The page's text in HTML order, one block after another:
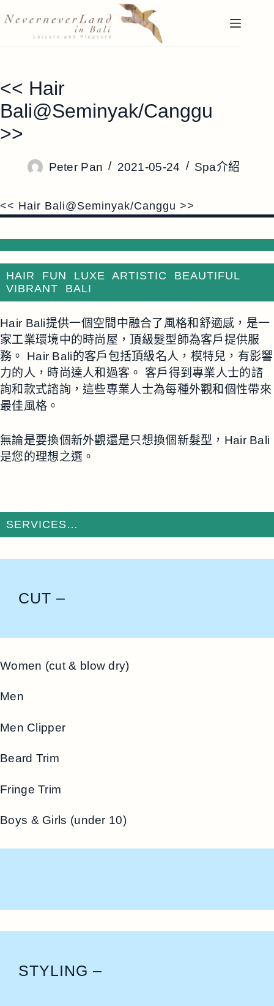
至
容
<< Hair
Bali@Seminyak/Canggu
>>
Peter Pan 2021-05-24 Spa介紹
<< Hair Bali@Seminyak/Canggu >>
HAIR FUN LUXE ARTISTIC BEAUTIFUL
VIBRANT BALI
Hair Bali提供一個空間中融合了風格和舒適感，是一
家工業環境中的時尚屋，頂級髮型師為客戶提供服
務。 Hair Bali的客戶包括頂級名人，模特兒，有影響
力的人，時尚達人和過客。 客戶得到專業人士的諮
詢和款式諮詢，這些專業人士為每種外觀和個性帶來
最佳風格。
無論是要換個新外觀還是只想換個新髮型，Hair Bali
是您的理想之選。
SERVICES…
CUT –
Women (cut & blow dry)
Men
Men Clipper
Beard Trim
Fringe Trim
Boys & Girls (under 10)
STYLING –